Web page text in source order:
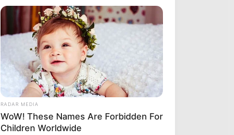
RADAR MEDIA
WoW! These Names Are Forbidden For
Children Worldwide